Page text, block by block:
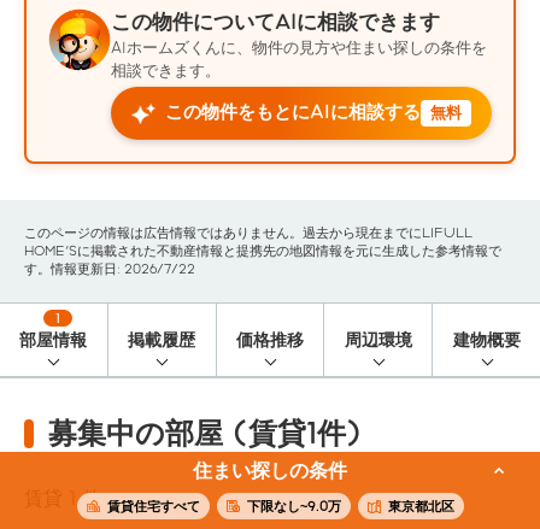
住まい探しの条件
賃貸住宅すべて 下限なし~9.0万 東京都北区
この物件についてAIに相談できます
AIホームズくんに、物件の見方や住まい探しの条件を
相談できます。
この物件をもとにAIに相談する 無料
このページの情報は広告情報ではありません。過去から現在までにLIFULL
HOME'Sに掲載された不動産情報と提携先の地図情報を元に生成した参考情報で
す。情報更新日: 2026/7/22
部屋情報
1
掲載履歴 価格推移 周辺環境 建物概要
募集中の部屋 (賃貸1件)
1 件